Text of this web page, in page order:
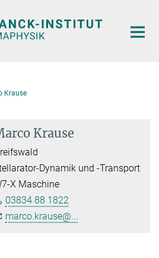
Krause
Krause
Dynamik und -Transport
X Maschine
03834 88 1822
marco.krause@...